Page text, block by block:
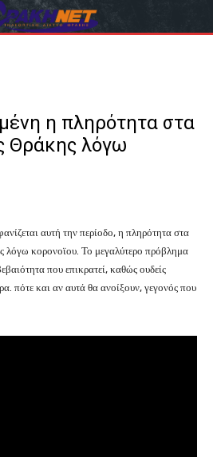
η πληρότητα στα
Θράκης λόγω
αυτή την περίοδο, η πληρότητα στα
λόγω κορονοϊου. Το μεγαλύτερο πρόβλημα
που επικρατεί, καθώς ουδείς
πότε και αν αυτά θα ανοίξουν, γεγονός που